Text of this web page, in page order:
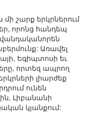
շարք երկրներում
որոնց հանդեպ
Առավել
Եգիպտոսի եւ
որտեզ ապրող
լիարժեք
ունեն
Լիբանանի
կյանքում: